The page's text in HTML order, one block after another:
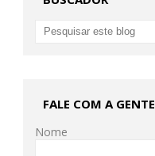
FALE COM A GENTE
Nome